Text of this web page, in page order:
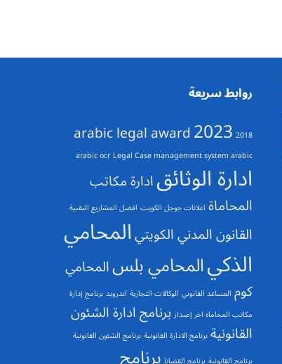
روابط سريعة
2018
2023
arabic legal award
arabic ocr Legal Case management system arabic
ادارة الوثائقادارة مكاتب
المحاماة اعلانات جوجل الكويت افضل المشاريع التقنية
القانون المدني الكويتيالمحامي
الذكيالمحامي بلسالمحامي
كوم المساعد القانوني الوكالات التجارية اندرويدبرنامج إدارة
مكاتب المحاماه اخر إصداربرنامج ادارة الشئون
القانونيةبرنامج الادارة القانونيةبرنامج الشئون القانونية